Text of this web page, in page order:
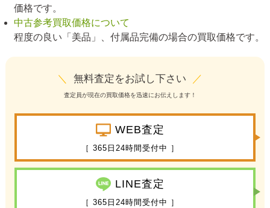
価格です。
中古参考買取価格について
程度の良い「美品」、付属品完備の場合の買取価格です。
＼ 無料査定をお試し下さい ／
査定員が現在の買取価格を迅速にお伝えします！
WEB査定
［ 365日24時間受付中 ］
LINE査定
［ 365日24時間受付中 ］